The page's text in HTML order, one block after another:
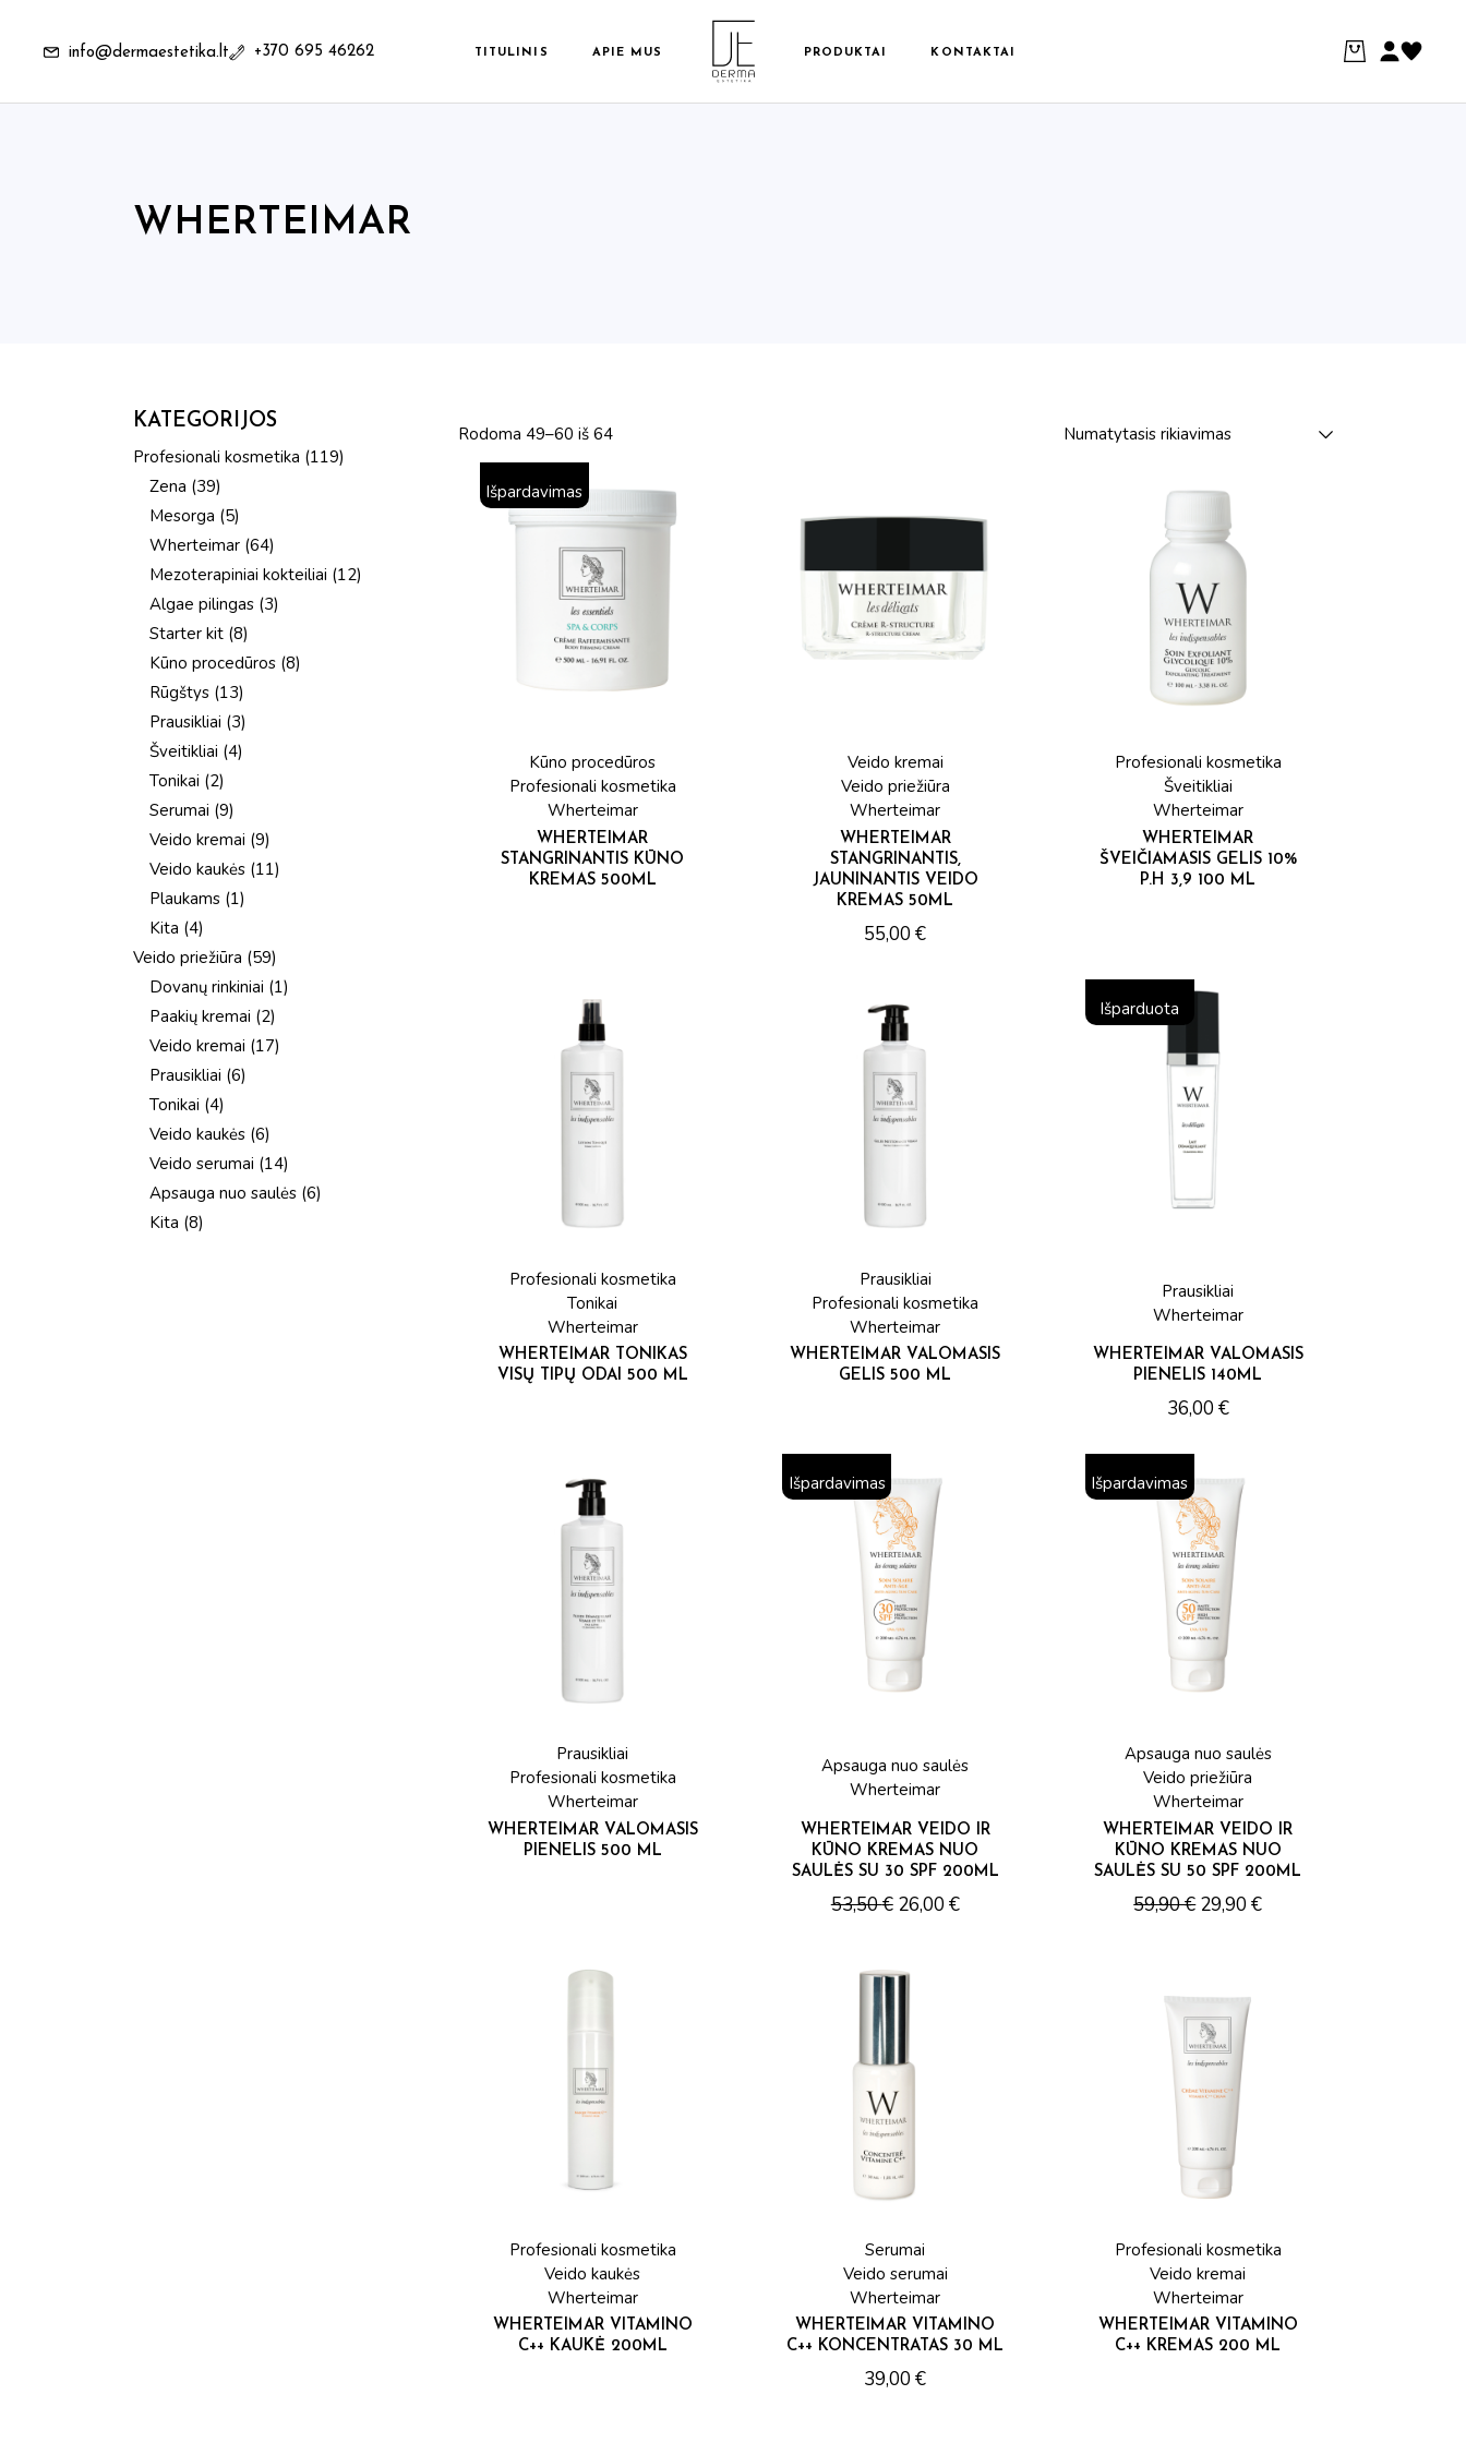
content info@dermaestetika.lt +370 695 46262 TITULINIS APIE MUS PRODUKTAI
Profesionali
Kita
KONTAKTAI
WHERTEIMAR
Rodoma 49–60 iš 64 Numatytasis rikiavimas
Išpardavimas
Kūno procedūros
Profesionali kosmetika
Wherteimar
WHERTEIMAR
STANGRINANTIS KŪNO
KREMAS 500ML
Veido kremai
Veido priežiūra
Wherteimar
WHERTEIMAR
STANGRINANTIS,
JAUNINANTIS VEIDO
KREMAS 50ML
55,00€
Profesionali kosmetika
Šveitikliai
Wherteimar
WHERTEIMAR
ŠVEIČIAMASIS GELIS 10%
P.H 3,9 100 ML
Profesionali kosmetika
Tonikai
Wherteimar
WHERTEIMAR TONIKAS
VISŲ TIPŲ ODAI 500 ML
Prausikliai
Profesionali kosmetika
Wherteimar
WHERTEIMAR VALOMASIS
GELIS 500 ML
Išparduota
Prausikliai
Wherteimar
WHERTEIMAR VALOMASIS
PIENELIS 140ML
36,00 €
Prausikliai
Profesionali kosmetika
Wherteimar
WHERTEIMAR VALOMASIS
PIENELIS 500 ML
Išpardavimas
Apsauga nuo saulės
Wherteimar
WHERTEIMAR VEIDO IR
KŪNO KREMAS NUO
SAULĖS SU 30 SPF 200ML
53,50€ 26,00 €
Išpardavimas
Apsauga nuo saulės
Veido priežiūra
Wherteimar
WHERTEIMAR VEIDO IR
KŪNO KREMAS NUO
SAULĖS SU 50 SPF 200ML
59,90€ 29,90€
Profesionali kosmetika
Veido kaukės
Wherteimar
WHERTEIMAR VITAMINO
C++ KAUKĖ 200ML
Serumai
Veido serumai
Wherteimar
WHERTEIMAR VITAMINO
C++ KONCENTRATAS 30 ML
39,00€
Profesionali kosmetika
Veido kremai
Wherteimar
WHERTEIMAR VITAMINO
C++ KREMAS 200 ML
KATEGORIJOS
Profesionali kosmetika 119119
produktų
Zena 3939
produktai
Mesorga 55
produktai
Wherteimar 6464
produktai
Mezoterapiniai kokteiliai 1212
produktų
Algae pilingas 33
produktai
Starter kit 88
produktai
Kūno procedūros 88
produktai
Rūgštys 1313
produktų
Prausikliai 33
produktai
Šveitikliai 44
produktai
Tonikai 22
produktai
Serumai 99
produktai
Veido kremai 99
produktai
Veido kaukės 1111
produktų
Plaukams 11
produktas
Kita 44
produktai
Veido priežiūra 5959
produktai
Dovanų rinkiniai 11
produktas
Paakių kremai 22
produktai
Veido kremai 1717
produktų
Prausikliai 66
produktai
Tonikai 44
produktai
Veido kaukės 66
produktai
Veido serumai 1414
produktų
Apsauga nuo saulės 66
produktai
Kita 88
produktai